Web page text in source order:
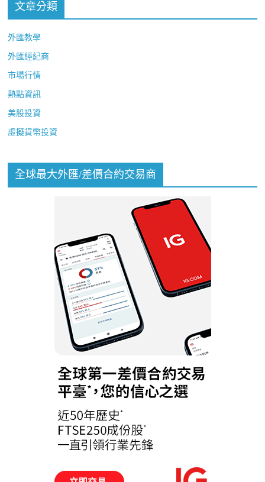
文章分類
外匯教學
外匯經紀商
市場行情
熱點資訊
美股投資
虛擬貨幣投資
全球最大外匯/差價合約交易商